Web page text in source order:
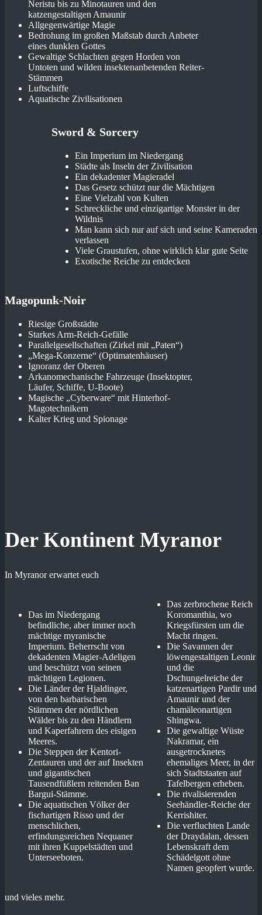
Neristu bis zu Minotauren und den
katzengestaltigen Amaunir
Allgegenwärtige Magie
Bedrohung im großen Maßstab durch Anbeter
eines dunklen Gottes
Gewaltige Schlachten gegen Horden von
Untoten und wilden insektenanbetenden Reiter-
Stämmen
Luftschiffe
Aquatische Zivilisationen
Sword & Sorcery
Ein Imperium im Niedergang
Städte als Inseln der Zivilisation
Ein dekadenter Magieradel
Das Gesetz schützt nur die Mächtigen
Eine Vielzahl von Kulten
Schreckliche und einzigartige Monster in der
Wildnis
Man kann sich nur auf sich und seine Kameraden
verlassen
Viele Graustufen, ohne wirklich klar gute Seite
Exotische Reiche zu entdecken
Magopunk-Noir
Riesige Großstädte
Starkes Arm-Reich-Gefälle
Parallelgesellschaften (Zirkel mit „Paten“)
„Mega-Konzerne“ (Optimatenhäuser)
Ignoranz der Oberen
Arkanomechanische Fahrzeuge (Insektopter,
Läufer, Schiffe, U-Boote)
Magische „Cyberware“ mit Hinterhof-
Magotechnikern
Kalter Krieg und Spionage
Der Kontinent Myranor
In Myranor erwartet euch
Das im Niedergang
befindliche, aber immer noch
mächtige myranische
Imperium. Beherrscht von
dekadenten Magier-Adeligen
und beschützt von seinen
mächtigen Legionen.
Die Länder der Hjaldinger,
von den barbarischen
Stämmen der nördlichen
Wälder bis zu den Händlern
und Kaperfahrern des eisigen
Meeres.
Die Steppen der Kentori-
Zentauren und der auf Insekten
und gigantischen
Tausendfüßlern reitenden Ban
Bargui-Stämme.
Die aquatischen Völker der
fischartigen Risso und der
menschlichen,
erfindungsreichen Nequaner
mit ihren Kuppelstädten und
Unterseeboten.
Das zerbrochene Reich
Koromanthia, wo
Kriegsfürsten um die
Macht ringen.
Die Savannen der
löwengestaltigen Leonir
und die
Dschungelreiche der
katzenartigen Pardir und
Amaunir und der
chamäleonartigen
Shingwa.
Die gewaltige Wüste
Nakramar, ein
ausgetrocknetes
ehemaliges Meer, in der
sich Stadtstaaten auf
Tafelbergen erheben.
Die rivalisierenden
Seehändler-Reiche der
Kerrishiter.
Die verfluchten Lande
der Draydalan, dessen
Lebenskraft dem
Schädelgott ohne
Namen geopfert wurde.
und vieles mehr.